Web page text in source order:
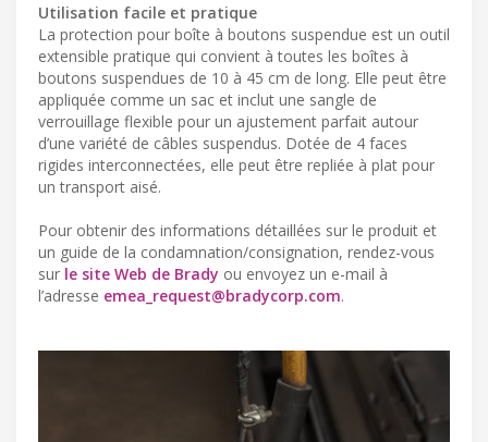
Utilisation facile et pratique
La protection pour boîte à boutons suspendue est un outil
extensible pratique qui convient à toutes les boîtes à
boutons suspendues de 10 à 45 cm de long. Elle peut être
appliquée comme un sac et inclut une sangle de
verrouillage flexible pour un ajustement parfait autour
d’une variété de câbles suspendus. Dotée de 4 faces
rigides interconnectées, elle peut être repliée à plat pour
un transport aisé.
Pour obtenir des informations détaillées sur le produit et
un guide de la condamnation/consignation, rendez-vous
sur le site Web de Brady ou envoyez un e-mail à
l’adresse emea_request@bradycorp.com.